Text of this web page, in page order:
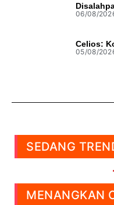
06/08/
Celios:
05/08/
SEDANG
MENANGKAN